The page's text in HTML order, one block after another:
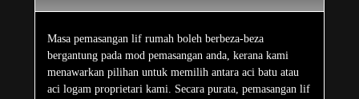
Masa pemasangan lif rumah boleh berbeza-beza
bergantung pada mod pemasangan anda, kerana kami
menawarkan pilihan untuk memilih antara aci batu atau
aci logam proprietari kami. Secara purata, pemasangan lif